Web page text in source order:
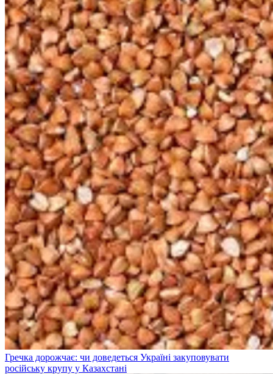
Гречка дорожчає: чи доведеться Україні закуповувати
російську крупу у Казахстані